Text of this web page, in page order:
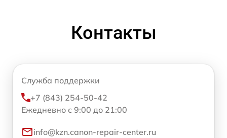
Контакты
Служба поддержки
+7 (843) 254-50-42
Ежедневно с 9:00 до 21:00
info@kzn.canon-repair-center.ru